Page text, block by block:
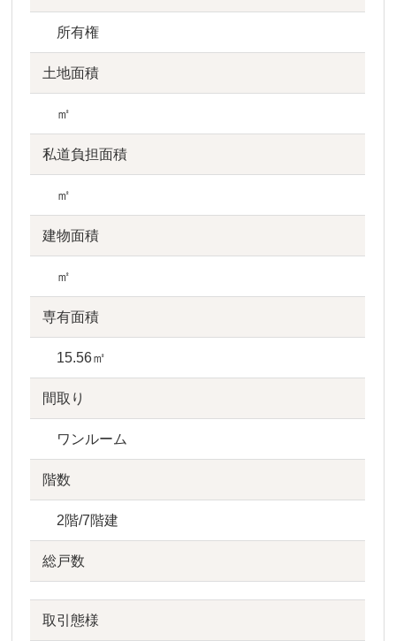
所有権
土地面積
㎡
私道負担面積
㎡
建物面積
㎡
専有面積
15.56㎡
間取り
ワンルーム
階数
2階/7階建
総戸数
取引態様